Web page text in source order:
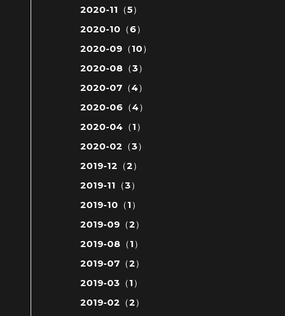
2020-11（5）
2020-10（6）
2020-09（10）
2020-08（3）
2020-07（4）
2020-06（4）
2020-04（1）
2020-02（3）
2019-12（2）
2019-11（3）
2019-10（1）
2019-09（2）
2019-08（1）
2019-07（2）
2019-03（1）
2019-02（2）